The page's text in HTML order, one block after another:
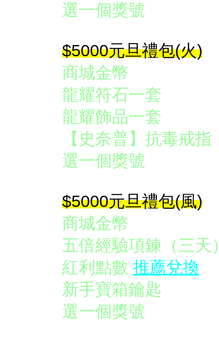
選一個獎號
$5000元旦禮包(火)
商城金
龍耀符石
龍耀飾品
【史奈普】抗
選一個獎號
$5000元旦禮包(風)
商城金
五倍經驗項鍊
紅利點數 推薦兌換
新手寶箱鑰匙
選一個獎號